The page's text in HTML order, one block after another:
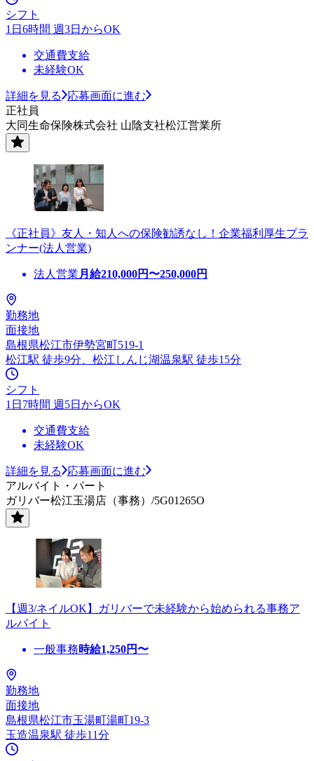
シフト
1日6時間 週3日からOK
交通費支給
未経験OK
詳細を見る
応募画面に進む
正社員
大同生命保険株式会社 山陰支社松江営業所
《正社員》友人・知人への保険勧誘なし！企業福利厚生プラ
ンナー(法人営業)
法人営業 月給210,000円〜250,000円
勤務地
面接地
島根県松江市伊勢宮町519-1
松江駅 徒歩9分、松江しんじ湖温泉駅 徒歩15分
シフト
1日7時間 週5日からOK
交通費支給
未経験OK
詳細を見る
応募画面に進む
アルバイト・パート
ガリバー松江玉湯店（事務）/5G01265O
【週3/ネイルOK】ガリバーで未経験から始められる事務ア
ルバイト
一般事務時給1,250円〜
勤務地
面接地
島根県松江市玉湯町湯町19-3
玉造温泉駅 徒歩11分